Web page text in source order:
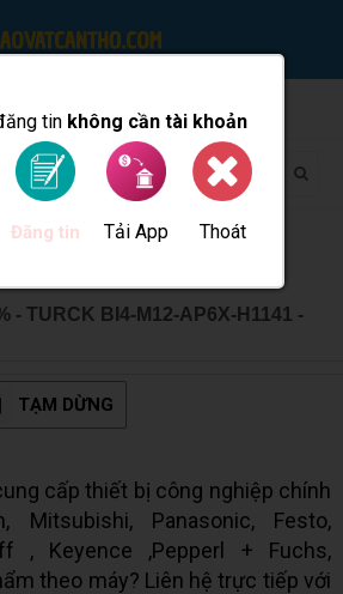
tin không cần tài khoản
Đăng tin Tải App Thoát
- TURCK BI4-M12-AP6X-H1141 -
TẠM DỪNG
cấp thiết bị công nghiệp chính
Mitsubishi, Panasonic, Festo,
, Keyence ,Pepperl + Fuchs,
theo máy? Liên hệ trực tiếp với